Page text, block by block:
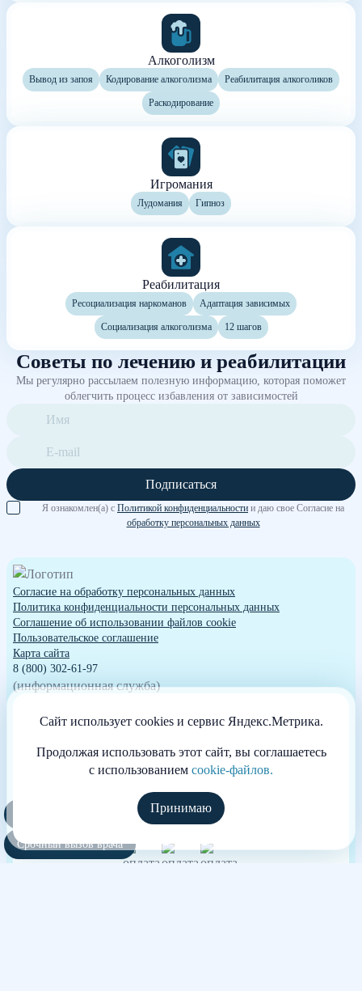
Алкоголизм
Вывод из запоя Кодирование алкоголизма Реабилитация алкоголиков
Раскодирование
Игромания
Лудомания Гипноз
Реабилитация
Ресоциализация наркоманов Адаптация зависимых
Социализация алкоголизма 12 шагов
Советы по лечению и реабилитации
Мы регулярно рассылаем полезную информацию, которая поможет
облегчить процесс избавления от зависимостей
Подписаться
Я ознакомлен(а) с Политикой конфиденциальности и даю свое Согласие на
обработку персональных данных
Согласие на обработку персональных данных
Политика конфиденциальности персональных данных
Cоглашение об использовании файлов cookie
Пользовательское соглашение
Карта сайта
8 (800) 302-61-97
(информационная служба)
улица Лермонтова, 28к20
penza@anonim-alco.ru
Сайт использует cookies и сервис Яндекс.Метрика.
Продолжая использовать этот сайт, вы соглашаетесь
с использованием cookie-файлов.
Принимаю
Срочный вызов врача